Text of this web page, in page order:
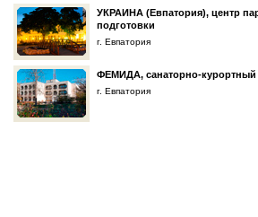
УКРАИНА (Евпатория), центр
подготовки
г. Евпатория
ФЕМИДА, санаторно-курортный
г. Евпатория